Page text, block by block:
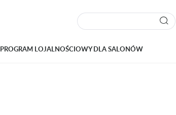
PROGRAM LOJALNOŚCIOWY DLA SALONÓW